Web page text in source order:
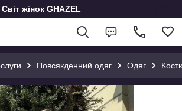
жінок GHAZEL
Повсякденний одяг Одяг